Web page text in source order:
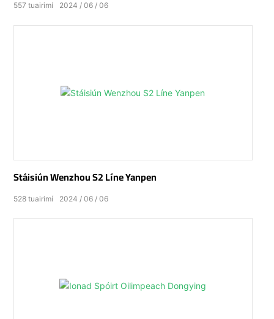
2024 06 06
557 tuairimí
Stáisiún Wenzhou S2 Líne Yanpen
2024 06 06
528 tuairimí